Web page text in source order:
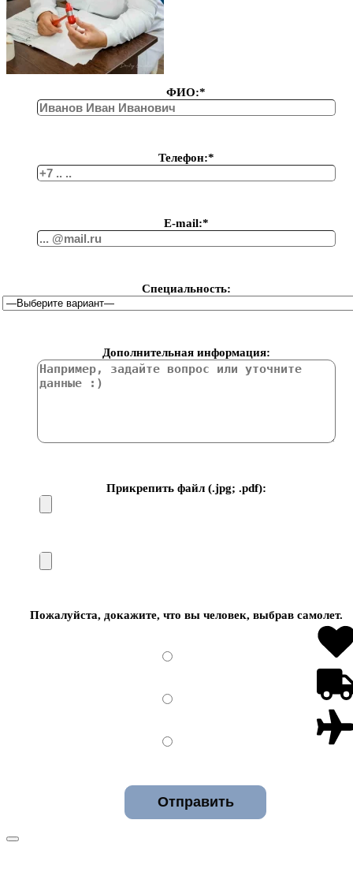
ФИО:*
Телефон:*
Е-mail:*
Специальность:
Дополнительная информация:
Прикрепить файл (.jpg; .pdf):
Пожалуйста, докажите, что вы человек, выбравсамолет.